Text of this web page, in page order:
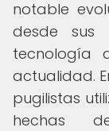
notable
desde sus
tecnología
actualidad.
pugilistas
hechas